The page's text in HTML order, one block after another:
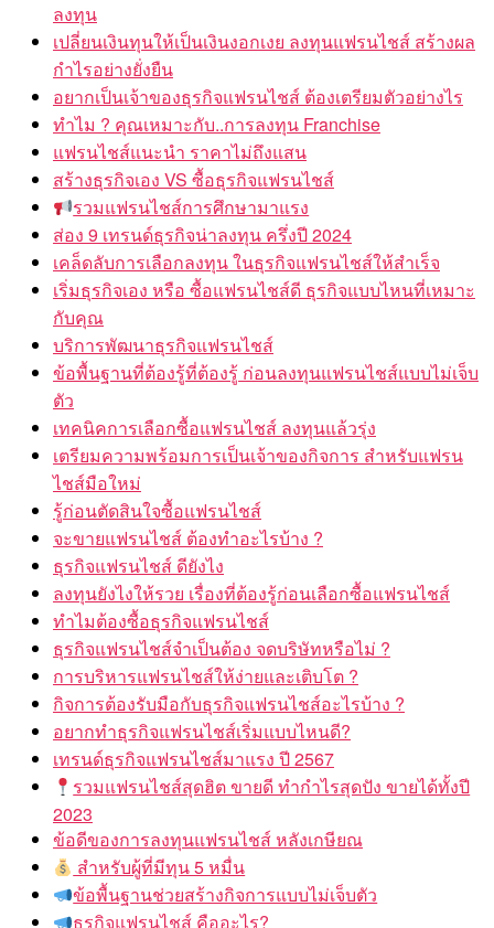
ลงทุน
เปลี่ยนเงินทุนให้เป็นเงินงอกเงย ลงทุนแฟรนไชส์ สร้างผล
กำไรอย่างยั่งยืน
อยากเป็นเจ้าของธุรกิจแฟรนไชส์ ต้องเตรียมตัวอย่างไร
ทำไม ? คุณเหมาะกับ..การลงทุน Franchise
แฟรนไชส์แนะนำ ราคาไม่ถึงแสน
สร้างธุรกิจเอง VS ซื้อธุรกิจแฟรนไชส์
รวมแฟรนไชส์การศึกษามาแรง
ส่อง 9 เทรนด์ธุรกิจน่าลงทุน ครึ่งปี 2024
เคล็ดลับการเลือกลงทุน ในธุรกิจแฟรนไชส์ให้สำเร็จ
เริ่มธุรกิจเอง หรือ ซื้อแฟรนไชส์ดี ธุรกิจแบบไหนที่เหมาะ
กับคุณ
บริการพัฒนาธุรกิจแฟรนไชส์
ข้อพื้นฐานที่ต้องรู้ที่ต้องรู้ ก่อนลงทุนแฟรนไชส์แบบไม่เจ็บ
ตัว
เทคนิคการเลือกซื้อแฟรนไชส์ ลงทุนแล้วรุ่ง
เตรียมความพร้อมการเป็นเจ้าของกิจการ สำหรับแฟรน
ไชส์มือใหม่
รู้ก่อนตัดสินใจซื้อแฟรนไชส์
จะขายแฟรนไชส์ ต้องทำอะไรบ้าง ?
ธุรกิจแฟรนไชส์ ดียังไง
ลงทุนยังไงให้รวย เรื่องที่ต้องรู้ก่อนเลือกซื้อแฟรนไชส์
ทำไมต้องซื้อธุรกิจแฟรนไชส์
ธุรกิจแฟรนไชส์จำเป็นต้อง จดบริษัทหรือไม่ ?
การบริหารแฟรนไชส์ให้ง่ายและเติบโต ?
กิจการต้องรับมือกับธุรกิจแฟรนไชส์อะไรบ้าง ?
อยากทำธุรกิจแฟรนไชส์เริ่มแบบไหนดี?
เทรนด์ธุรกิจแฟรนไชส์มาแรง ปี 2567
รวมแฟรนไชส์สุดฮิต ขายดี ทำกำไรสุดปัง ขายได้ทั้งปี
2023
ข้อดีของการลงทุนแฟรนไชส์ หลังเกษียณ
สำหรับผู้ที่มีทุน 5 หมื่น
ข้อพื้นฐานช่วยสร้างกิจการแบบไม่เจ็บตัว
ธุรกิจแฟรนไชส์ คืออะไร?